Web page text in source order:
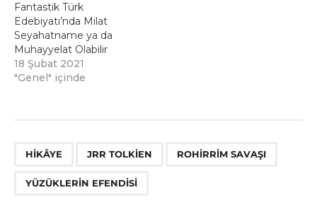
Fantastik Türk
Edebiyatı’nda Milat
Seyahatname ya da
Muhayyelat Olabilir
18 Şubat 2021
"Genel" içinde
HIKÂYE JRR TOLKIEN ROHIRRIM SAVAŞI
YÜZÜKLERIN EFENDISI